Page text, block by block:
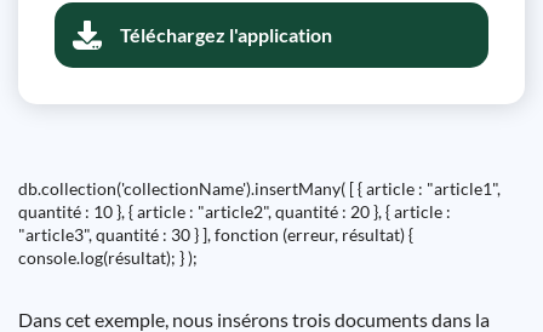
Téléchargez l'application
db.collection('collectionName').insertMany( [ { article : "article1",
quantité : 10 }, { article : "article2", quantité : 20 }, { article :
"article3", quantité : 30 } ], fonction (erreur, résultat) {
console.log(résultat); } );
Dans cet exemple, nous insérons trois documents dans la